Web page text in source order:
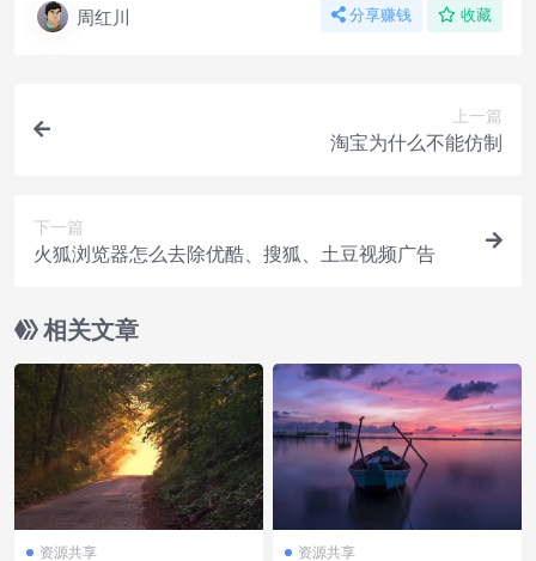
周红川 分享赚钱 收藏
上一篇
淘宝为什么不能仿制
下一篇
火狐浏览器怎么去除优酷、搜狐、土豆视频广告
相关文章
资源共享 资源共享